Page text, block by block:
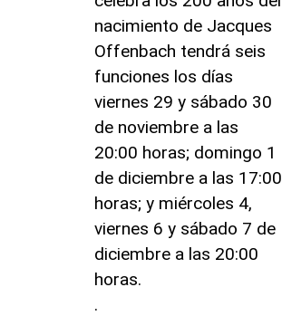
nacimiento de Jacques
Offenbach tendrá seis
funciones los días
viernes 29 y sábado 30
de noviembre a las
20:00 horas; domingo 1
de diciembre a las 17:00
horas; y miércoles 4,
viernes 6 y sábado 7 de
diciembre a las 20:00
horas.
.